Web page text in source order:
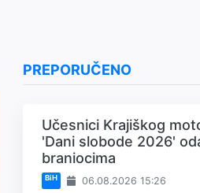
PREPORUČENO
Učesnici Krajiškog
'Dani slobode 2026'
braniocima
BiH 06.08.2026 15:26